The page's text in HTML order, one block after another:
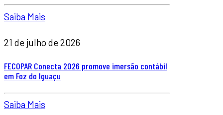
Saiba Mais
21 de julho de 2026
FECOPAR Conecta 2026 promove imersão contábil
em Foz do Iguaçu
Saiba Mais